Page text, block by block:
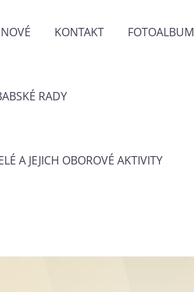
KONTAKT FOTOALBUM
RADY
A JEJICH OBOROVÉ AKTIVITY